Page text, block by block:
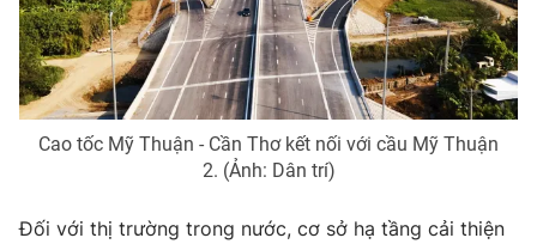
Thị trường 24h Tấm lòng Việt
VTV4 Vươn mình bằng AI
Cao tốc Mỹ Thuận - Cần Thơ kết nối với cầu Mỹ Thuận
2. (Ảnh: Dân trí)
Đối với thị trường trong nước, cơ sở hạ tầng cải thiện